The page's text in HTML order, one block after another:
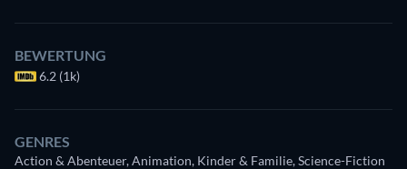
BEWERTUNG
6.2 (1k)
GENRES
Action & Abenteuer, Animation, Kinder & Familie, Science-Fiction